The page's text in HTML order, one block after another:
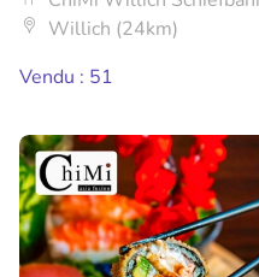
Willich (24km)
Vendu : 51